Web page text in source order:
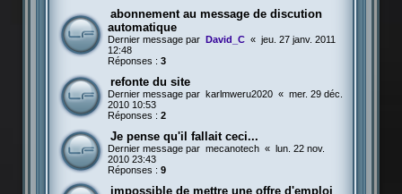
abonnement au message de discution
automatique
Dernier message par David_C « jeu. 27 janv. 2011
12:48
Réponses : 3
refonte du site
Dernier message par karlmweru2020 « mer. 29 déc.
2010 10:53
Réponses : 2
Je pense qu'il fallait ceci...
Dernier message par mecanotech «
lun. 22 nov.
2010 23:43
Réponses : 9
impossible de mettre une offre d'emploi